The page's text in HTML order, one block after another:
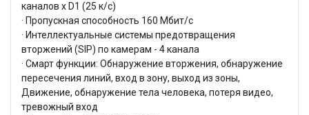
каналов х D1 (25 к/c)
· Пропускная способность 160 Мбит/с
· Интеллектуальные системы предотвращения
вторжений (SIP) по камерам - 4 канала
· Смарт функции: Обнаружение вторжения, обнаружение
пересечения линий, вход в зону, выход из зоны,
Движение, обнаружение тела человека, потеря видео,
тревожный вход